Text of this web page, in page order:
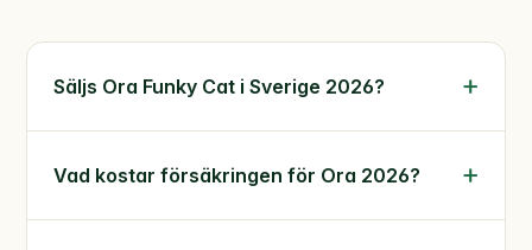
Säljs Ora Funky Cat i Sverige 2026?
Vad kostar försäkringen för Ora 2026?